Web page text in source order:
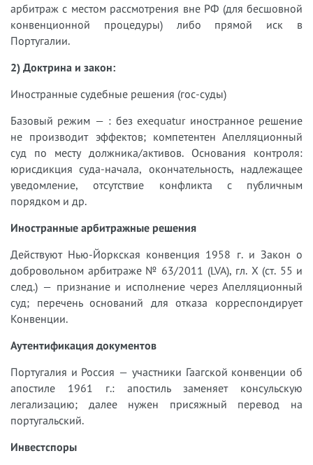
арбитраж с местом рассмотрения вне РФ (для бесшовной
конвенционной процедуры) либо прямой иск в
Португалии.
2) Доктрина и закон:
Иностранные судебные решения (гос-суды)
Базовый режим — : без exequatur иностранное решение
не производит эффектов; компетентен Апелляционный
суд по месту должника/активов. Основания контроля:
юрисдикция суда-начала, окончательность, надлежащее
уведомление, отсутствие конфликта с публичным
порядком и др.
Иностранные арбитражные решения
Действуют Нью-Йоркская конвенция 1958 г. и Закон о
добровольном арбитраже № 63/2011 (LVA), гл. X (ст. 55 и
след.) — признание и исполнение через Апелляционный
суд; перечень оснований для отказа корреспондирует
Конвенции.
Аутентификация документов
Португалия и Россия — участники Гаагской конвенции об
апостиле 1961 г.: апостиль заменяет консульскую
легализацию; далее нужен присяжный перевод на
португальский.
Инвестспоры